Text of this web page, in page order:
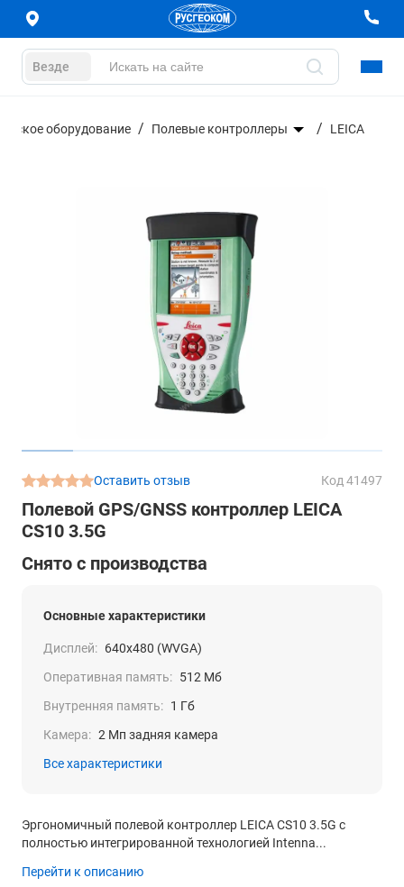
Везде
оборудование Полевые контроллеры LEICA
Оставить отзыв Код 41497
Полевой GPS/GNSS контроллер LEICA
CS10 3.5G
Снято с производства
Основные характеристики
Дисплей: 640х480 (WVGA)
Оперативная память: 512 Мб
Внутренняя память: 1 Гб
Камера: 2 Мп задняя камера
Все характеристики
Эргономичный полевой контроллер LEICA CS10 3.5G с
полностью интегрированной технологией Intenna...
Перейти к описанию